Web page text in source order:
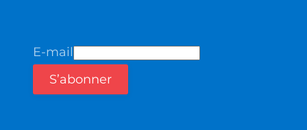
E-mail
S’abonner